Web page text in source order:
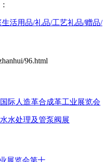
活用品/礼品/工艺礼品/赠品/
96.html
际人造革合成革工业展览会
水处理及管泵阀展
展览会第十